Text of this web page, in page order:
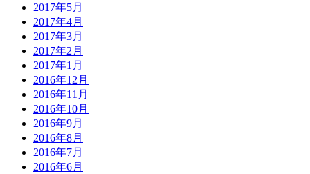
2017年5月
2017年4月
2017年3月
2017年2月
2017年1月
2016年12月
2016年11月
2016年10月
2016年9月
2016年8月
2016年7月
2016年6月